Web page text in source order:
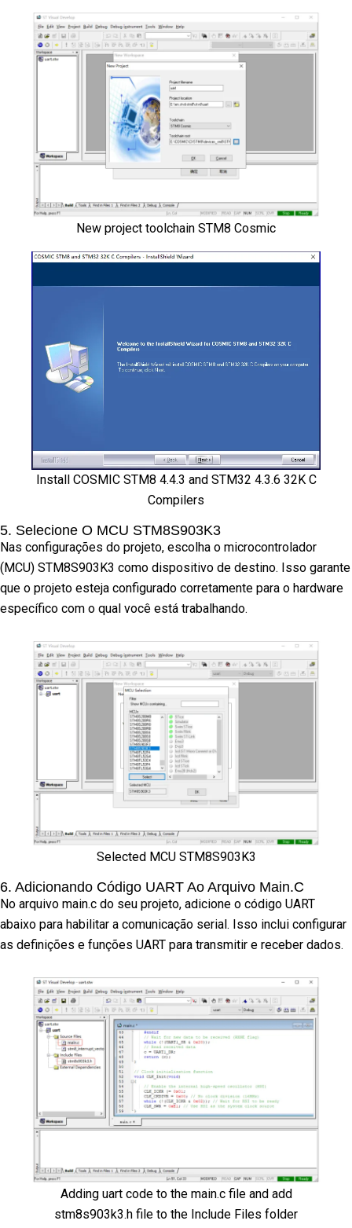
New project toolchain STM8 Cosmic
Install COSMIC STM8 4.4.3 and STM32 4.3.6 32K C
Compilers
5. Selecione O MCU STM8S903K3
Nas configurações do projeto, escolha o microcontrolador
(MCU) STM8S903K3 como dispositivo de destino. Isso garante
que o projeto esteja configurado corretamente para o hardware
específico com o qual você está trabalhando.
Selected MCU STM8S903K3
6. Adicionando Código UART Ao Arquivo Main.c
No arquivo main.c do seu projeto, adicione o código UART
abaixo para habilitar a comunicação serial. Isso inclui configurar
as definições e funções UART para transmitir e receber dados.
Adding uart code to the main.c file and add
stm8s903k3.h file to the Include Files folder